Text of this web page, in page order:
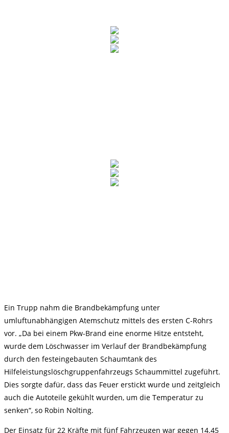
Ein Trupp nahm die Brandbekämpfung unter
umluftunabhängigen Atemschutz mittels des ersten C-Rohrs
vor. „Da bei einem Pkw-Brand eine enorme Hitze entsteht,
wurde dem Löschwasser im Verlauf der Brandbekämpfung
durch den festeingebauten Schaumtank des
Hilfeleistungslöschgruppenfahrzeugs Schaummittel zugeführt.
Dies sorgte dafür, dass das Feuer erstickt wurde und zeitgleich
auch die Autoteile gekühlt wurden, um die Temperatur zu
senken“, so Robin Nolting.
Der Einsatz für 22 Kräfte mit fünf Fahrzeugen war gegen 14.45